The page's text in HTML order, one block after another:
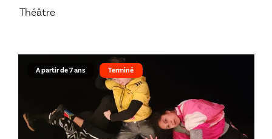
Théâtre
A partir de 7 ans Terminé